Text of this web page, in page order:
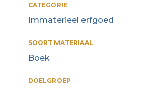
CATEGORIE
Immaterieel erfgoed
SOORT MATERIAAL
Boek
DOELGROEP